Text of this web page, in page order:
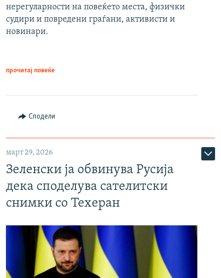
нерегуларности на повеќето места, физички
судири и повредени граѓани, активисти и
новинари.
прочитај повеќе
Сподели
март 29, 2026
Зеленски ја обвинува Русија
дека споделува сателитски
снимки со Техеран